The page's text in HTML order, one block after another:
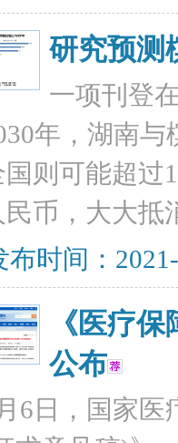
研究预测
一项刊登
年，湖南
国则可能超过
民币，大大抵
布时间：
《医疗
公布
6日，国家医